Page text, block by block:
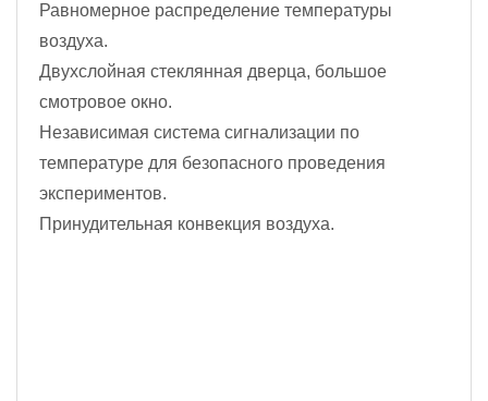
Равномерное распределение температуры
воздуха.
Двухслойная стеклянная дверца, большое
смотровое окно.
Независимая система сигнализации по
температуре для безопасного проведения
экспериментов.
Принудительная конвекция воздуха.